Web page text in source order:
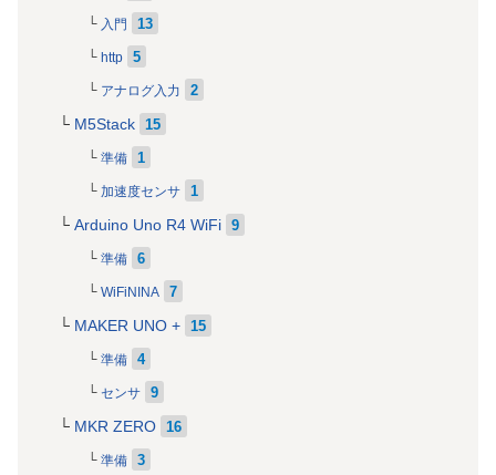
入門 13
http 5
アナログ入力 2
M5Stack 15
準備 1
加速度センサ 1
Arduino Uno R4 WiFi 9
準備 6
WiFiNINA 7
MAKER UNO + 15
準備 4
センサ 9
MKR ZERO 16
準備 3